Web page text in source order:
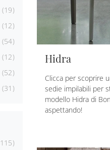
19
12
54
12
52
31
115
Hidra
Clicca per scoprire
sedie impilabili per
modello Hidra di
aspettando!